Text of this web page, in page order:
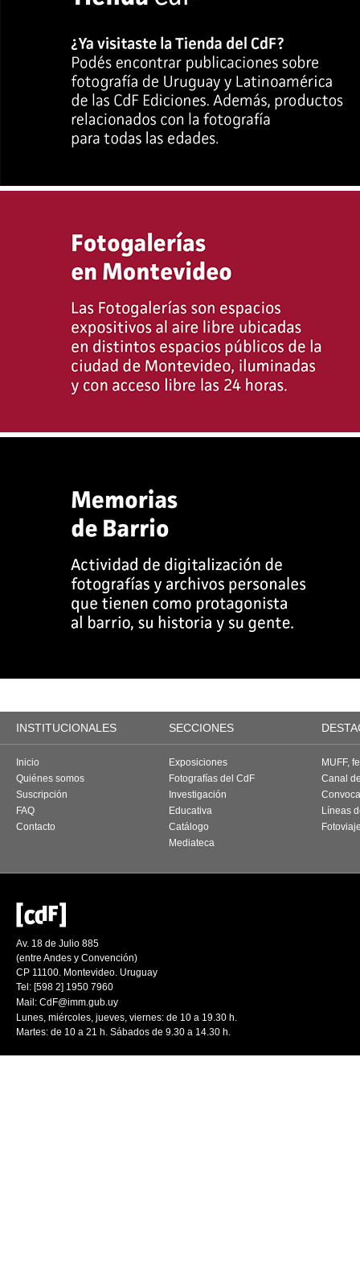
INSTITUCIONALES SECCIONES
Inicio
Quiénes somos
Suscripción
FAQ
Contacto
Exposiciones
Fotografías del CdF
Investigación
Educativa
Catálogo
Mediateca
MUFF,
Canal
Líneas
Av. 18 de Julio 885
(entre Andes y Convención)
CP 11100. Montevideo. Uruguay
Tel: [598 2] 1950 7960
Mail: CdF@imm.gub.uy
Lunes, miércoles, jueves, viernes: de 10 a 19.30 h.
Martes: de 10 a 21 h. Sábados de 9.30 a 14.30 h.